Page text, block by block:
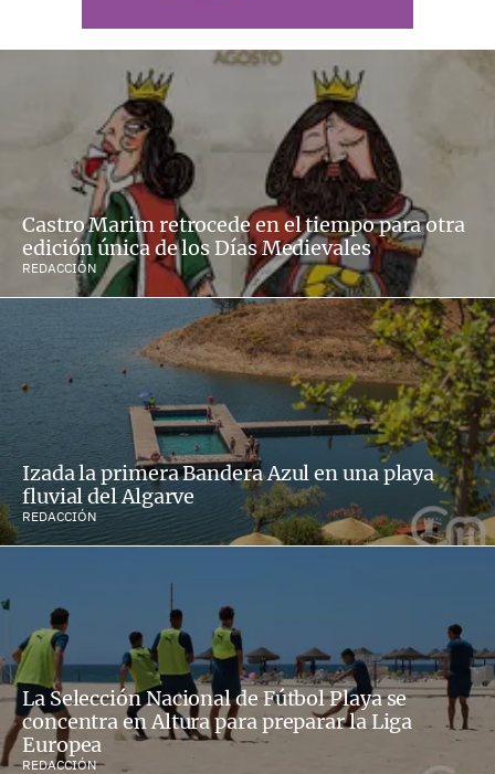
Castro Marim retrocede en el tiempo para otra
edición única de los Días Medievales
REDACCIÓN
Izada la primera Bandera Azul en una playa
fluvial del Algarve
REDACCIÓN
La Selección Nacional de Fútbol Playa se
concentra en Altura para preparar la Liga
Europea
REDACCIÓN